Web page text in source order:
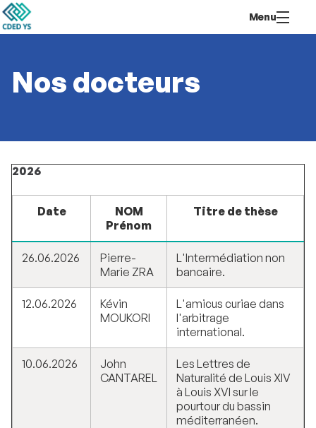
contenu
Menu
Nos docteurs
2026
Date
NOM
Prénom
Titre de thèse
26.06.2026
Pierre-
Marie ZRA
L'Intermédiation non
bancaire.
12.06.2026
Kévin
MOUKORI
L'amicus curiae dans
l'arbitrage
international.
10.06.2026
John
CANTAREL
Les Lettres de
Naturalité de Louis XIV
à Louis XVI sur le
pourtour du bassin
méditerranéen.